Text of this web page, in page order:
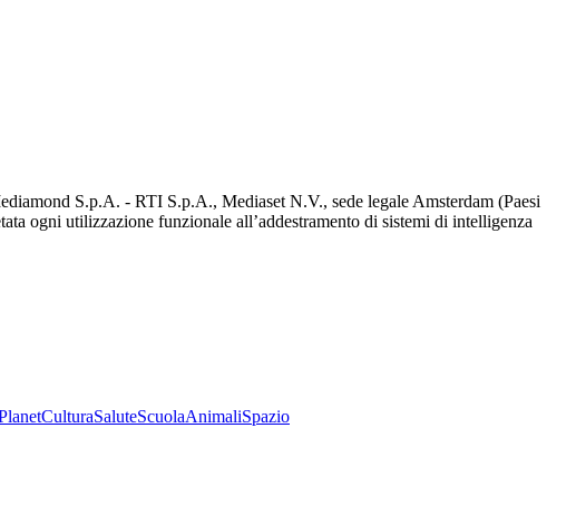
S.p.A. - RTI S.p.A., Mediaset N.V., sede legale Amsterdam (Paesi
ogni utilizzazione funzionale all’addestramento di sistemi di intelligenza
CulturaSaluteScuolaAnimaliSpazio